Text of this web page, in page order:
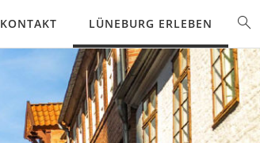
KONTAKT LÜNEBURG ERLEBEN